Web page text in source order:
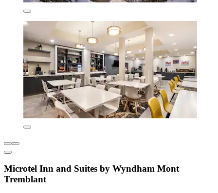
Microtel Inn and Suites by Wyndham Mont
Tremblant